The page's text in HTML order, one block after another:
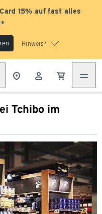
15% auf fast alles
Hinweis*
Tchibo im